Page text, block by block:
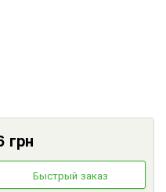
грн
Быстрый заказ